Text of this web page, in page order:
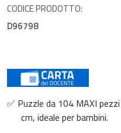
CODICE PRODOTTO:
D96798
✅ Puzzle da 104 MAXI
cm, ideale per bambini.